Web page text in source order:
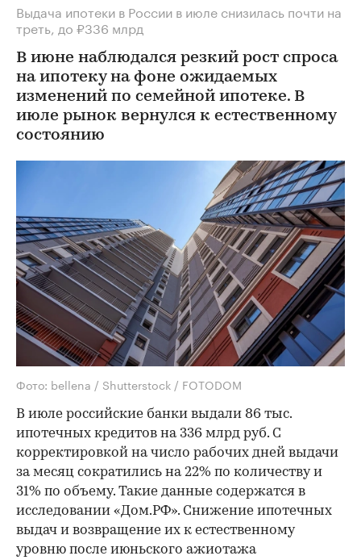
Выдача ипотеки в России в июле снизилась почти на
треть, до ₽336 млрд
В июне наблюдался резкий рост спроса
на ипотеку на фоне ожидаемых
изменений по семейной ипотеке. В
июле рынок вернулся к естественному
состоянию
Фото: bellena / Shutterstock / FOTODOM
В июле российские банки выдали 86 тыс.
ипотечных кредитов на 336 млрд руб. С
корректировкой на число рабочих дней выдачи
за месяц сократились на 22% по количеству и
31% по объему. Такие данные содержатся в
исследовании «Дом.РФ». Снижение ипотечных
выдач и возвращение их к естественному
уровню после июньского ажиотажа